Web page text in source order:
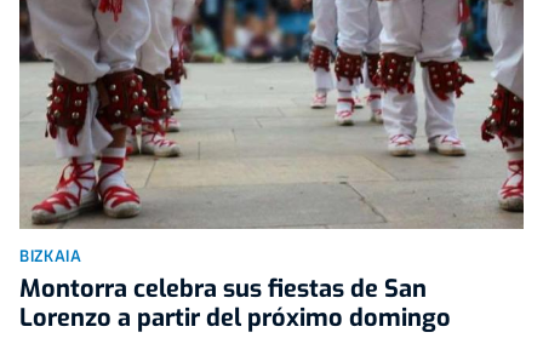
BIZKAIA
Montorra celebra sus fiestas de San
Lorenzo a partir del próximo domingo